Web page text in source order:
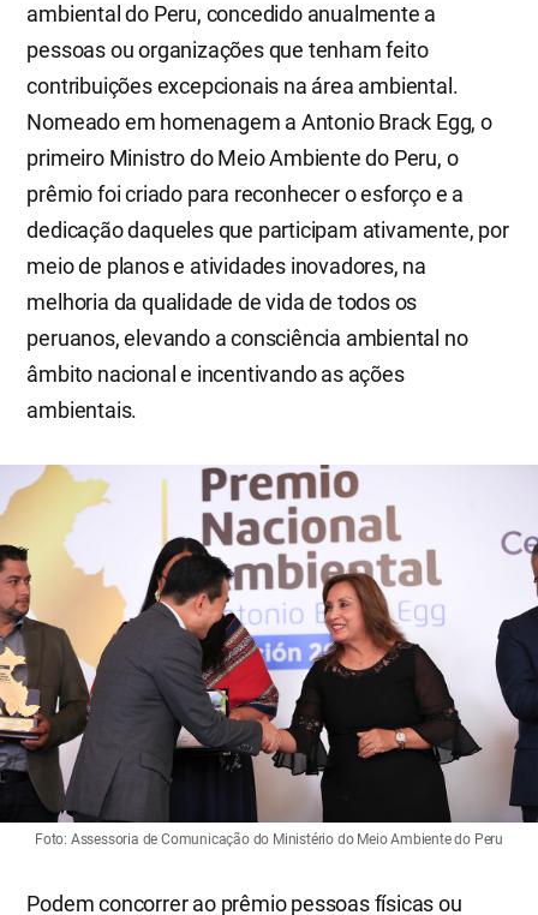
ambiental do Peru, concedido anualmente a
pessoas ou organizações que tenham feito
contribuições excepcionais na área ambiental.
Nomeado em homenagem a Antonio Brack Egg, o
primeiro Ministro do Meio Ambiente do Peru, o
prêmio foi criado para reconhecer o esforço e a
dedicação daqueles que participam ativamente, por
meio de planos e atividades inovadores, na
melhoria da qualidade de vida de todos os
peruanos, elevando a consciência ambiental no
âmbito nacional e incentivando as ações
ambientais.
Foto: Assessoria de Comunicação do Ministério do Meio Ambiente do Peru
Podem concorrer ao prêmio pessoas físicas ou